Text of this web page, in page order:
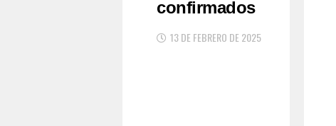
confirmados
13 DE FEBRERO DE 2025